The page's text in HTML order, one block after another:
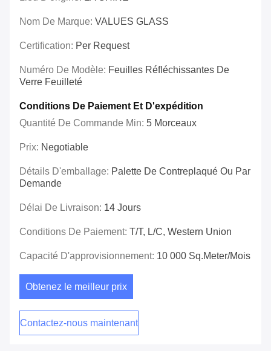
Nom De Marque: VALUES GLASS
Certification: Per Request
Numéro De Modèle: Feuilles Réfléchissantes De
Verre Feuilleté
Conditions De Paiement Et D'expédition
Quantité De Commande Min: 5 Morceaux
Prix: Negotiable
Détails D'emballage: Palette De Contreplaqué Ou Par
Demande
Délai De Livraison: 14 Jours
Conditions De Paiement: T/T, L/C, Western Union
Capacité D'approvisionnement: 10 000 Sq.meter/mois
Obtenez le meilleur prix
Contactez-nous maintenant